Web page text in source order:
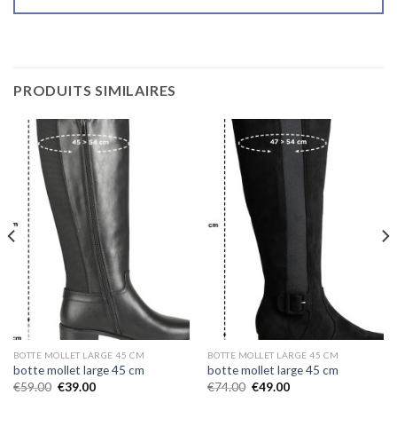
PRODUITS SIMILAIRES
BOTTE MOLLET LARGE 45 CM
botte mollet large 45 cm
€59.00 €39.00
BOTTE MOLLET LARGE 45 CM
botte mollet large 45 cm
€74.00 €49.00